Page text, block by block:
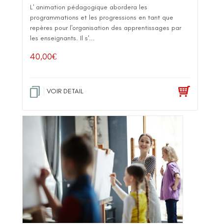
L' animation pédagogique abordera les
programmations et les progressions en tant que
repères pour l'organisation des apprentissages par
les enseignants. Il s'...
40,00€
VOIR DETAIL